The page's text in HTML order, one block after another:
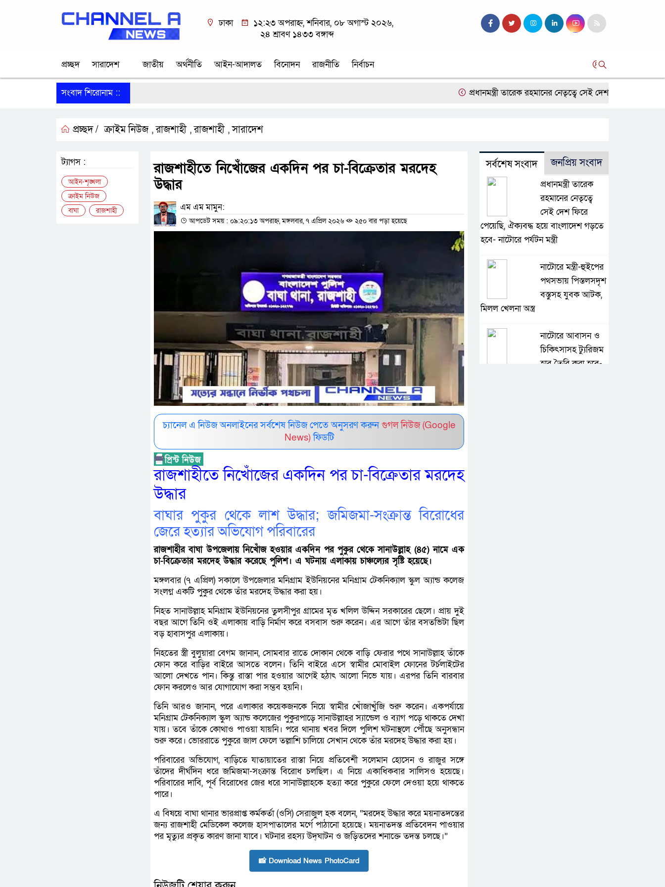
ঢাকা
১২:২৩ অপরাহ্ন, শনিবার, ০৮ অগাস্ট ২০২৬,
২৪ শ্রাবণ ১৪৩৩ বঙ্গাব্দ
প্রচ্ছদ সারাদেশ জাতীয় অর্থনীতি আইন-আদালত বিনোদন রাজনীতি নির্বাচন
সংবাদ শিরোনাম :: প্রধানমন্ত্রী তারেক রহমানের নেতৃত্বে সেই দেশ ফিরে পেয়েছি,
প্রচ্ছদ / ক্রাইম নিউজ ,রাজশাহী ,রাজশাহী ,সারাদেশ
রাজশাহীতে নিখোঁজের একদিন পর চা-বিক্রেতার মরদেহ
উদ্ধার
এম এম মামুন:
আপডেট সময় : ০৯:২০:১৩ অপরাহ্ন, মঙ্গলবার, ৭ এপ্রিল ২০২৬ ২৫০ বার পড়া হয়েছে
চ্যানেল এ নিউজ অনলাইনের সর্বশেষ নিউজ পেতে অনুসরণ করুনগুগল নিউজ (Google
News) ফিডটি
রাজশাহীতে নিখোঁজের একদিন পর চা-বিক্রেতার মরদেহ
উদ্ধার
বাঘার পুকুর থেকে লাশ উদ্ধার; জমিজমা-সংক্রান্ত বিরোধের
জেরে হত্যার অভিযোগ পরিবারের
রাজশাহীর বাঘা উপজেলায় নিখোঁজ হওয়ার একদিন পর পুকুর থেকে সানাউল্লাহ (৪৫) নামে এক
চা-বিক্রেতার মরদেহ উদ্ধার করেছে পুলিশ। এ ঘটনায় এলাকায় চাঞ্চল্যের সৃষ্টি হয়েছে।
মঙ্গলবার (৭ এপ্রিল) সকালে উপজেলার মনিগ্রাম ইউনিয়নের মনিগ্রাম টেকনিক্যাল স্কুল অ্যান্ড কলেজ
সংলগ্ন একটি পুকুর থেকে তাঁর মরদেহ উদ্ধার করা হয়।
নিহত সানাউল্লাহ মনিগ্রাম ইউনিয়নের তুলসীপুর গ্রামের মৃত খলিল উদ্দিন সরকারের ছেলে। প্রায় দুই
বছর আগে তিনি ওই এলাকায় বাড়ি নির্মাণ করে বসবাস শুরু করেন। এর আগে তাঁর বসতভিটা ছিল
বড় হাবাসপুর এলাকায়।
নিহতের স্ত্রী বুলুয়ারা বেগম জানান, সোমবার রাতে দোকান থেকে বাড়ি ফেরার পথে সানাউল্লাহ তাঁকে
ফোন করে বাড়ির বাইরে আসতে বলেন। তিনি বাইরে এসে স্বামীর মোবাইল ফোনের টর্চলাইটের
আলো দেখতে পান। কিন্তু রাস্তা পার হওয়ার আগেই হঠাৎ আলো নিভে যায়। এরপর তিনি বারবার
ফোন করলেও আর যোগাযোগ করা সম্ভব হয়নি।
তিনি আরও জানান, পরে এলাকার কয়েকজনকে নিয়ে স্বামীর খোঁজাখুঁজি শুরু করেন। একপর্যায়ে
মনিগ্রাম টেকনিক্যাল স্কুল অ্যান্ড কলেজের পুকুরপাড়ে সানাউল্লাহর স্যান্ডেল ও ব্যাগ পড়ে থাকতে দেখা
যায়। তবে তাঁকে কোথাও পাওয়া যায়নি। পরে থানায় খবর দিলে পুলিশ ঘটনাস্থলে পৌঁছে অনুসন্ধান
শুরু করে। ভোররাতে পুকুরে জাল ফেলে তল্লাশি চালিয়ে সেখান থেকে তাঁর মরদেহ উদ্ধার করা হয়।
পরিবারের অভিযোগ, বাড়িতে যাতায়াতের রাস্তা নিয়ে প্রতিবেশী সলেমান হোসেন ও রাজুর সঙ্গে
তাঁদের দীর্ঘদিন ধরে জমিজমা-সংক্রান্ত বিরোধ চলছিল। এ নিয়ে একাধিকবার সালিসও হয়েছে।
পরিবারের দাবি, পূর্ব বিরোধের জের ধরে সানাউল্লাহকে হত্যা করে পুকুরে ফেলে দেওয়া হয়ে থাকতে
পারে।
এ বিষয়ে বাঘা থানার ভারপ্রাপ্ত কর্মকর্তা (ওসি) সেরাজুল হক বলেন, “মরদেহ উদ্ধার করে ময়নাতদন্তের
জন্য রাজশাহী মেডিকেল কলেজ হাসপাতালের মর্গে পাঠানো হয়েছে। ময়নাতদন্ত প্রতিবেদন পাওয়ার
পর মৃত্যুর প্রকৃত কারণ জানা যাবে। ঘটনার রহস্য উদ্‌ঘাটন ও জড়িতদের শনাক্তে তদন্ত চলছে।”
📸 Download News PhotoCard
ট্যাগস :
আইন-শৃঙ্খলা
ক্রাইম নিউজ
বাঘা
রাজশাহী
সর্বশেষ সংবাদ জনপ্রিয় সংবাদ
প্রধানমন্ত্রী তারেক
রহমানের নেতৃত্বে
সেই দেশ ফিরে
পেয়েছি, ঐক্যবদ্ধ হয়ে বাংলাদেশ গড়তে
হবে- নাটোরে পর্যটন মন্ত্রী
নাটোরে মন্ত্রী-হুইপের
পথসভায় পিস্তলসদৃশ
বস্তুসহ যুবক আটক,
মিলল খেলনা অস্ত্র
নাটোরে আবাসন ও
চিকিৎসাসহ ট্যুরিজম
হাব তৈরি করা হবে-